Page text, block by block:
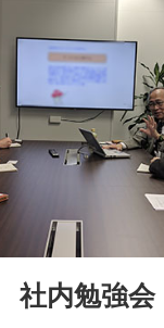
社内勉強会